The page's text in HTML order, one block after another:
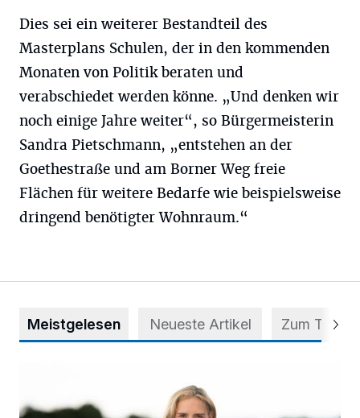
Dies sei ein weiterer Bestandteil des
Masterplans Schulen, der in den kommenden
Monaten von Politik beraten und
verabschiedet werden könne. „Und denken wir
noch einige Jahre weiter“, so Bürgermeisterin
Sandra Pietschmann, „entstehen an der
Goethestraße und am Borner Weg freie
Flächen für weitere Bedarfe wie beispielsweise
dringend benötigter Wohnraum.“
Meistgelesen Neueste Artikel Zum Thema